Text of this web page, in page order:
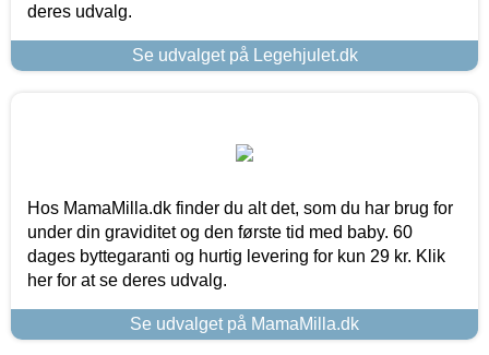
deres udvalg.
Se udvalget på Legehjulet.dk
Hos MamaMilla.dk finder du alt det, som du har brug for
under din graviditet og den første tid med baby. 60
dages byttegaranti og hurtig levering for kun 29 kr. Klik
her for at se deres udvalg.
Se udvalget på MamaMilla.dk